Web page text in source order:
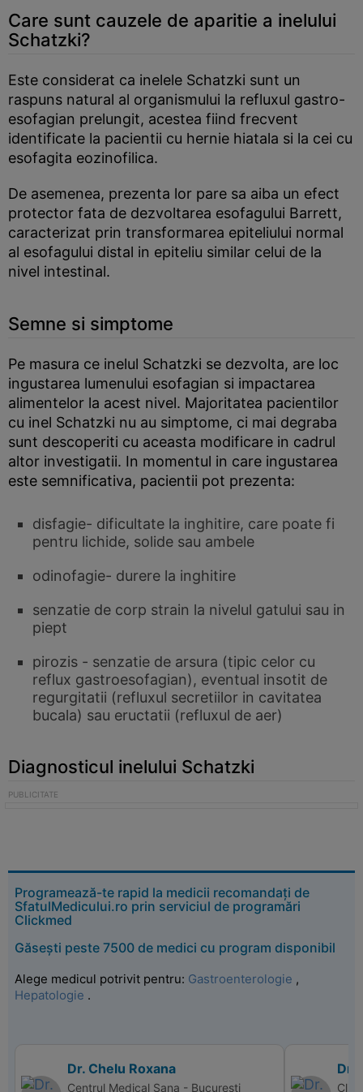
Care sunt cauzele de aparitie a inelului
Schatzki?
Este considerat ca inelele Schatzki sunt un
raspuns natural al organismului la refluxul gastro-
esofagian prelungit, acestea fiind frecvent
identificate la pacientii cu hernie hiatala si la cei cu
esofagita eozinofilica.
De asemenea, prezenta lor pare sa aiba un efect
protector fata de dezvoltarea esofagului Barrett,
caracterizat prin transformarea epiteliului normal
al esofagului distal in epiteliu similar celui de la
nivel intestinal.
Semne si simptome
Pe masura ce inelul Schatzki se dezvolta, are loc
ingustarea lumenului esofagian si impactarea
alimentelor la acest nivel. Majoritatea pacientilor
cu inel Schatzki nu au simptome, ci mai degraba
sunt descoperiti cu aceasta modificare in cadrul
altor investigatii. In momentul in care ingustarea
este semnificativa, pacientii pot prezenta:
disfagie- dificultate la inghitire, care poate fi
pentru lichide, solide sau ambele
odinofagie- durere la inghitire
senzatie de corp strain la nivelul gatului sau in
piept
pirozis - senzatie de arsura (tipic celor cu
reflux gastroesofagian), eventual insotit de
regurgitatii (refluxul secretiilor in cavitatea
bucala) sau eructatii (refluxul de aer)
Diagnosticul inelului Schatzki
Programează-te rapid la medicii recomandați de
SfatulMedicului.ro prin serviciul de programări
Clickmed
Găsești peste 7500 de medici cu program disponibil
Alege medicul potrivit pentru: Gastroenterologie ,
Hepatologie .
Dr. Chelu Roxana
Centrul Medical Sana - Bucuresti
Dr.